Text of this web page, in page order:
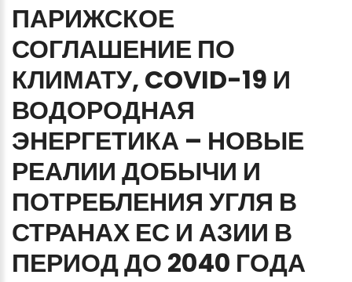
ПАРИЖСКОЕ
СОГЛАШЕНИЕ ПО
КЛИМАТУ, COVID-19 И
ВОДОРОДНАЯ
ЭНЕРГЕТИКА – НОВЫЕ
РЕАЛИИ ДОБЫЧИ И
ПОТРЕБЛЕНИЯ УГЛЯ В
СТРАНАХ ЕС И АЗИИ В
ПЕРИОДДО 2040 ГОДА